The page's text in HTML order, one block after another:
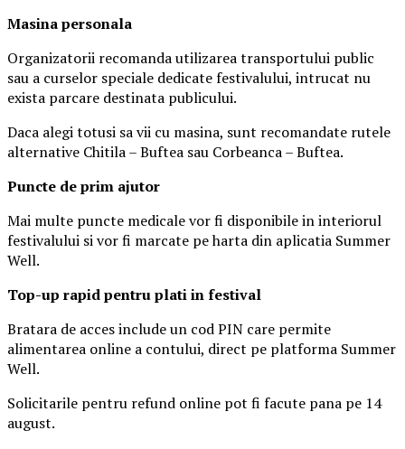
Masinapersonala
Organizatorii recomanda utilizarea transportului public
sau a curselor speciale dedicate festivalului, intrucat nu
exista parcare destinata publicului.
Daca alegi totusi sa vii cu masina, sunt recomandate rutele
alternative Chitila – Buftea sau Corbeanca – Buftea.
Puncte de prim ajutor
Mai multe puncte medicale vor fi disponibile in interiorul
festivalului si vor fi marcate pe harta din aplicatia Summer
Well.
Top-up rapid pentru plati in festival
Bratara de acces include un cod PIN care permite
alimentarea online a contului, direct pe platforma Summer
Well.
Solicitarile pentru refund online pot fi facute pana pe 14
august.